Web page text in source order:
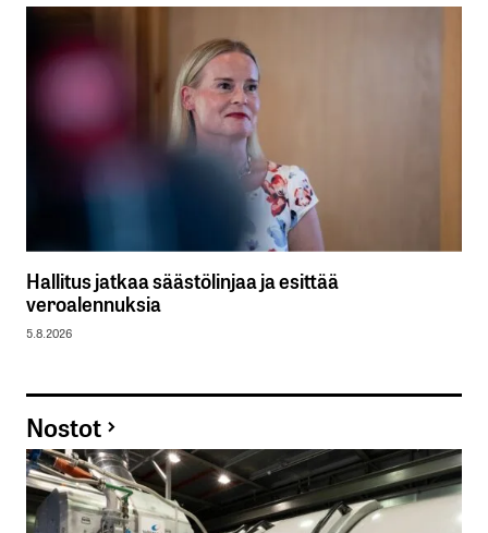
Hallitus jatkaa säästölinjaa ja esittää
veroalennuksia
5.8.2026
Nostot